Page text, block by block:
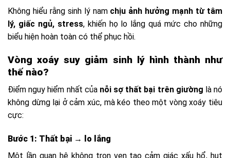
Không hiểu rằng sinh lý nam chịu ảnh hưởng mạnh từ tâm
lý, giấc ngủ, stress, khiến họ lo lắng quá mức cho những
biểu hiện hoàn toàn có thể phục hồi.
Vòng xoáy suy giảm sinh lý hình thành như
thế nào?
Điểm nguy hiểm nhất của nỗi sợ thất bại trên giường là nó
không dừng lại ở cảm xúc, mà kéo theo một vòng xoáy tiêu
cực:
Bước 1: Thất bại → lo lắng
Một lần quan hệ không trọn vẹn tạo cảm giác xấu hổ, hụt